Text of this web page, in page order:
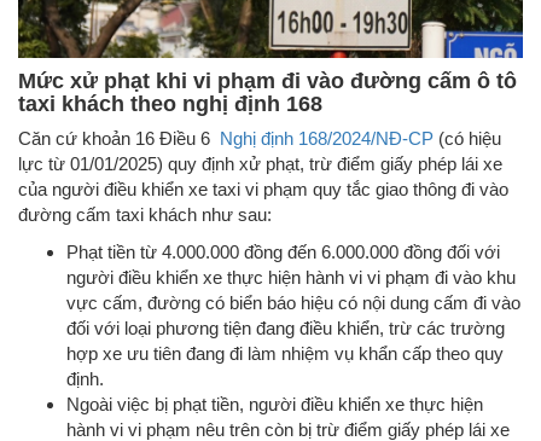
Mức xử phạt khi vi phạm đi vào đường cấm ô tô
taxi khách theo nghị định 168
Căn cứ khoản 16 Điều 6 Nghị định 168/2024/NĐ-CP (có hiệu
lực từ 01/01/2025) quy định xử phạt, trừ điểm giấy phép lái xe
của người điều khiển xe taxi vi phạm quy tắc giao thông đi vào
đường cấm taxi khách như sau:
Phạt tiền từ 4.000.000 đồng đến 6.000.000 đồng đối với
người điều khiển xe thực hiện hành vi vi phạm đi vào khu
vực cấm, đường có biển báo hiệu có nội dung cấm đi vào
đối với loại phương tiện đang điều khiển, trừ các trường
hợp xe ưu tiên đang đi làm nhiệm vụ khẩn cấp theo quy
định.
Ngoài việc bị phạt tiền, người điều khiển xe thực hiện
hành vi vi phạm nêu trên còn bị trừ điểm giấy phép lái xe